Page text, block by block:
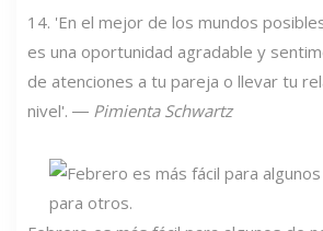
14. 'En el mejor de los mundos
es una oportunidad agradable y
de atenciones a tu pareja o llevar tu
nivel'. ― Pimienta Schwartz